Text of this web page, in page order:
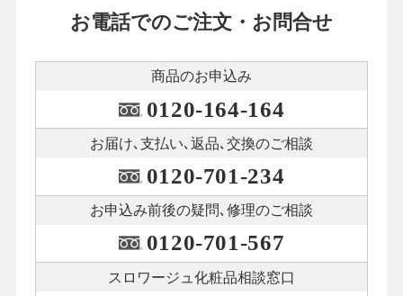
お電話でのご注文・お問合せ
商品のお申込み
0120-164-164
お届け､支払い､ 返品､交換のご相談
0120-701-234
お申込み前後の疑問､修理のご相談
0120-701-567
スロワージュ化粧品相談窓口